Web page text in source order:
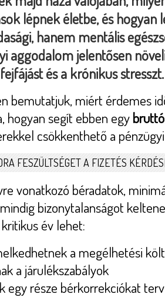
lépnek életbe, és hogyan
hanem mentális
aggodalom jelentősen
és a krónikus
bemutatjuk, miért érdemes
hogyan segít ebben egy
csökkenthető a
FESZÜLTSÉGET A FIZETÉS
vonatkozó béradatok,
bizonytalanságot
év lehet:
a megélhetési
a járulékszabályok
egy része bérkorrekciókat